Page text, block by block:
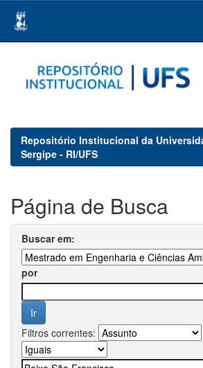
navigation
Repositório Institucional da
Sergipe - RI/UFS
Página de Busca
Buscar em:
por
Filtros correntes: